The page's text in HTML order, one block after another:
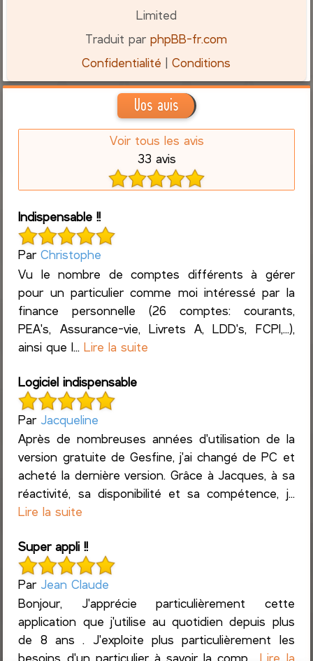
Limited
Traduit parphpBB-fr.com
Confidentialité |Conditions
Vos avis
Voir tous les avis
33 avis
Indispensable !!
ParChristophe
Vu le nombre de comptes différents à gérer
pour un particulier comme moi intéressé par la
finance personnelle (26 comptes: courants,
PEA's, Assurance-vie, Livrets A, LDD's, FCPI,...),
ainsi que l...Lire la suite
Logiciel indispensable
Par Jacqueline
Après de nombreuses années d'utilisation de la
version gratuite de Gesfine, j'ai changé de PC et
acheté la dernière version. Grâce à Jacques, à sa
réactivité, sa disponibilité et sa compétence, j...
Lire la suite
Super appli !!
Par Jean Claude
Bonjour, J'apprécie particulièrement cette
application que j'utilise au quotidien depuis plus
de 8 ans . J'exploite plus particulièrement les
besoins d'un particulier à savoir la comp...Lire la